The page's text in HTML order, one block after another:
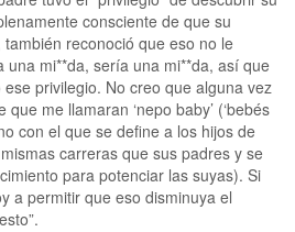
consciente de que su
también reconoció que eso no le
una mi**da, sería una mi**da, así que
privilegio. No creo que alguna vez
me llamaran ‘nepo baby’ (‘bebés
con el que se define a los hijos de
carreras que sus padres y se
para potenciar las suyas). Si
a permitir que eso disminuya el